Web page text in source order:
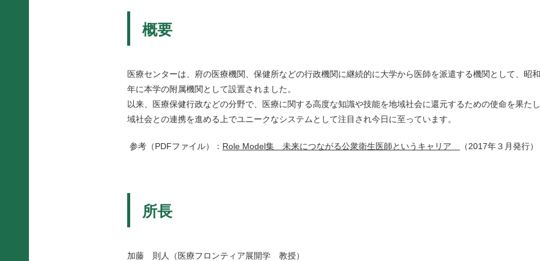
概要
医療センターは、府の医療機関、保健所などの行政機関に継続的に大学から医師を派遣する機関として、昭
年に本学の附属機関として設置されました。
以来、医療保健行政などの分野で、医療に関する高度な知識や技能を地域社会に還元するための使命を果た
域社会との連携を進める上でユニークなシステムとして注目され今日に至っています。
参考（PDFファイル）： Role Model集 未来につながる公衆衛生医師というキャリア （2017年３月発行）
所長
加藤 則人（医療フロンティア展開学 教授）